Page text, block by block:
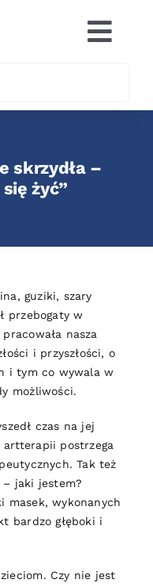
skrzydła –
żyć”
guziki, szary
przebogaty w
nasza
i przyszłości, o
i tym co wywala w
możliwości.
czas na jej
artterapii postrzega
Tak też
– jaki jestem?
masek, wykonanych
bardzo głęboki i
Czy nie jest